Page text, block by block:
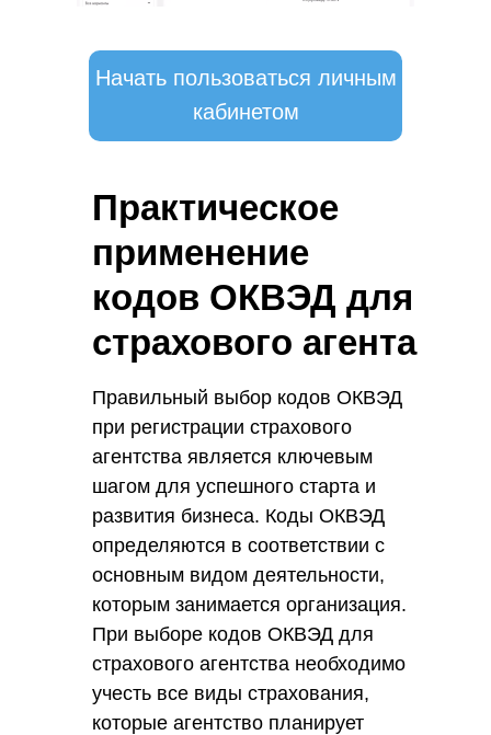
Начать пользоваться личным
кабинетом
Практическое
применение
кодов ОКВЭД для
страхового агента
Правильный выбор кодов ОКВЭД
при регистрации страхового
агентства является ключевым
шагом для успешного старта и
развития бизнеса. Коды ОКВЭД
определяются в соответствии с
основным видом деятельности,
которым занимается организация.
При выборе кодов ОКВЭД для
страхового агентства необходимо
учесть все виды страхования,
которые агентство планирует